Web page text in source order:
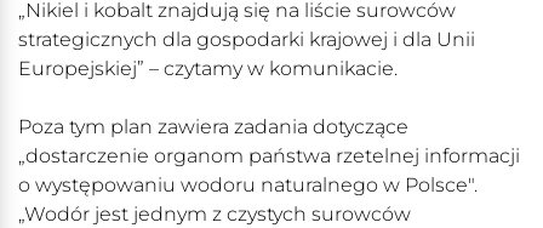
„Nikiel i kobalt znajdują się na liście surowców
strategicznych dla gospodarki krajowej i dla Unii
Europejskiej” – czytamy w komunikacie.
Poza tym plan zawiera zadania dotyczące
„dostarczenie organom państwa rzetelnej informacji
o występowaniu wodoru naturalnego w Polsce".
„Wodór jest jednym z czystych surowców